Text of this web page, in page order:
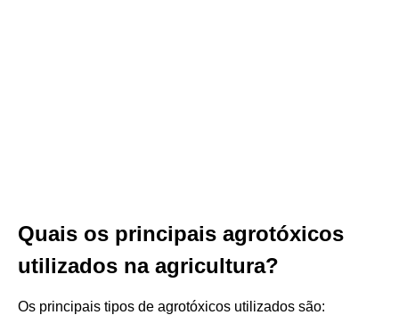
Quais os principais agrotóxicos
utilizados na agricultura?
Os principais tipos de agrotóxicos utilizados são: